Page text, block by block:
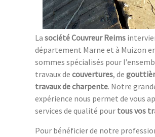
La société Couvreur Reims
département Marne et à Muizon
sommes spécialisés pour
travaux de couvertures, de
travaux de charpente. Notre
expérience nous permet de vous
services de qualité pour tous vos
Pour bénéficier de notre